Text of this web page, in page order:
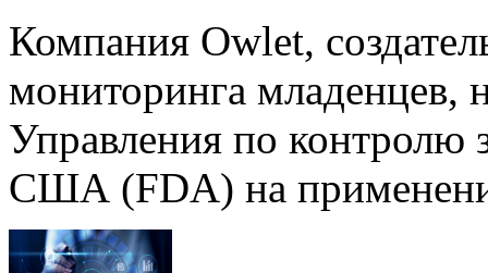
Компания Owlet,
мониторинга младенцев,
Управления по контролю
США (FDA) на